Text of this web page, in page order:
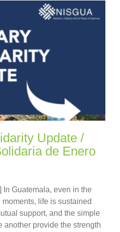
Update /
de Enero
Guatemala, even in the
life is sustained
support, and the simple
another provide the strength